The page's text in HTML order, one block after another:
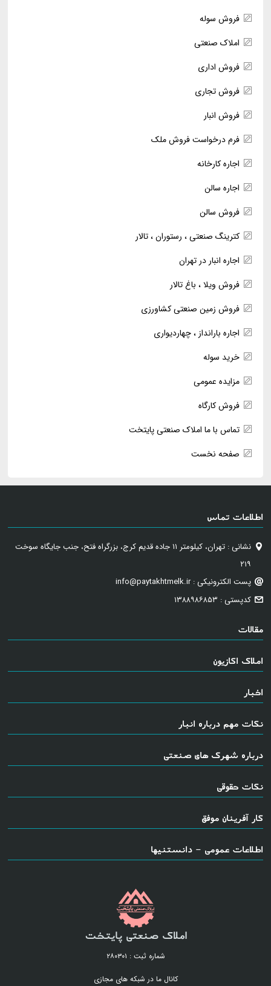
فروش سوله
املاک صنعتی
فروش اداری
فروش تجاری
فروش انبار
فرم درخواست فروش ملک
اجاره کارخانه
اجاره سالن
فروش سالن
کترینگ صنعتی ، رستوران ، تالار
اجاره انبار در تهران
فروش ویلا ، باغ تالار
فروش زمین صنعتی کشاورزی
اجاره بارانداز ، چهاردیواری
خرید سوله
مزایده عمومی
فروش کارگاه
تماس با ما املاک صنعتی پایتخت
صفحه نخست
اطلاعات تماس
نشانی : تهران، کیلومتر ۱۱ جاده قدیم کرج، بزرگراه فتح، جنب جایگاه سوخت
۲۱۹
پست الکترونیکی : info@paytakhtmelk.ir
کدپستی : ۱۳۸۸۹۸۶۸۵۳
مقالات
املاک اکازیون
اخبار
نکات مهم درباره انبار
درباره شهرک های صنعتی
نکات حقوقی
کار آفرینان موفق
اطلاعات عمومی - دانستنیها
املاک صنعتی پایتخت
شماره ثبت : ۲۸۰۳۰۱
کانال ما در شبکه های مجازی